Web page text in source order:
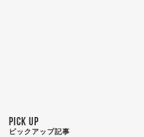
PICK UP
ピックアップ記事